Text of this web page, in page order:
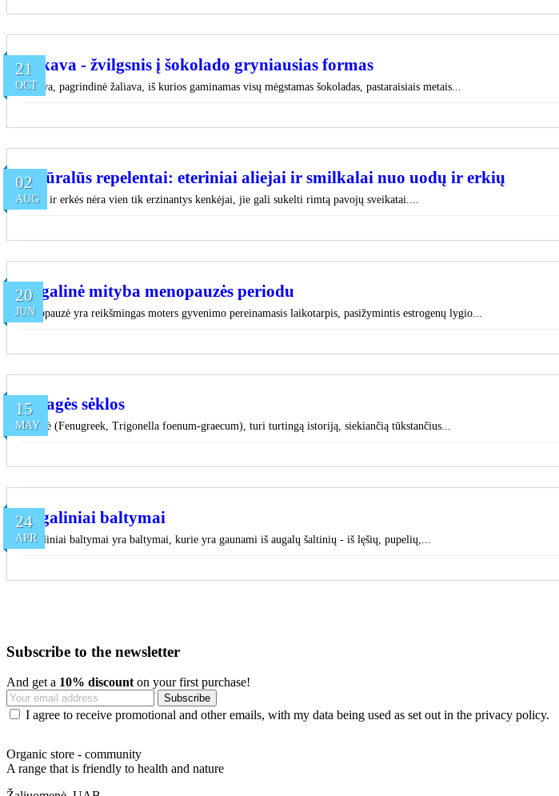
21
OCT
Kakava - žvilgsnis į šokolado gryniausias formas
Kakava, pagrindinė žaliava, iš kurios gaminamas visų mėgstamas šokoladas, pastaraisiais metais...
02
AUG
Natūralūs repelentai: eteriniai aliejai ir smilkalai nuo uodų ir erkių
Uodai ir erkės nėra vien tik erzinantys kenkėjai, jie gali sukelti rimtą pavojų sveikatai....
20
JUN
Augalinė mityba menopauzės periodu
Menopauzė yra reikšmingas moters gyvenimo pereinamasis laikotarpis, pasižymintis estrogenų lygio...
15
MAY
Ožragės sėklos
Ožragė (Fenugreek, Trigonella foenum-graecum), turi turtingą istoriją, siekiančią tūkstančius...
24
APR
Augaliniai baltymai
Augaliniai baltymai yra baltymai, kurie yra gaunami iš augalų šaltinių - iš lęšių, pupelių,...
Subscribe to the newsletter
And get a 10% discounton your first purchase!
I agree to receive promotional and other emails, with my data being used as set out in the privacy policy.
Organic store - community
A range that is friendly to health and nature